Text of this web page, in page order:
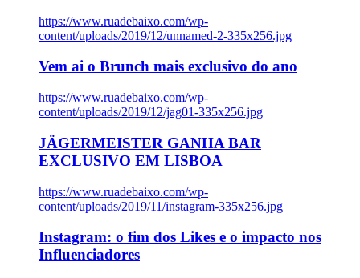
https://www.ruadebaixo.com/wp-
content/uploads/2019/12/unnamed-2-335x256.jpg
Vem ai o Brunch mais exclusivo do ano
https://www.ruadebaixo.com/wp-
content/uploads/2019/12/jag01-335x256.jpg
JÄGERMEISTER GANHA BAR
EXCLUSIVO EM LISBOA
https://www.ruadebaixo.com/wp-
content/uploads/2019/11/instagram-335x256.jpg
Instagram: o fim dos Likes e o impacto nos
Influenciadores